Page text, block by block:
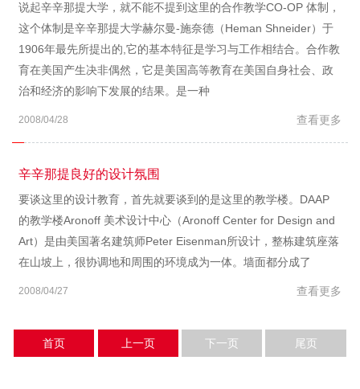
说起辛辛那提大学，就不能不提到这里的合作教学CO-OP 体制，
这个体制是辛辛那提大学赫尔曼-施奈德（Heman Shneider）于
1906年最先所提出的,它的基本特征是学习与工作相结合。合作教
育在美国产生决非偶然，它是美国高等教育在美国自身社会、政
治和经济的影响下发展的结果。是一种
2008/04/28 查看更多
辛辛那提良好的设计氛围
要谈这里的设计教育，首先就要谈到的是这里的教学楼。DAAP
的教学楼Aronoff 美术设计中心（Aronoff Center for Design and
Art）是由美国著名建筑师Peter Eisenman所设计，整栋建筑座落
在山坡上，很协调地和周围的环境成为一体。墙面都分成了
2008/04/27 查看更多
首页 上一页 下一页 尾页